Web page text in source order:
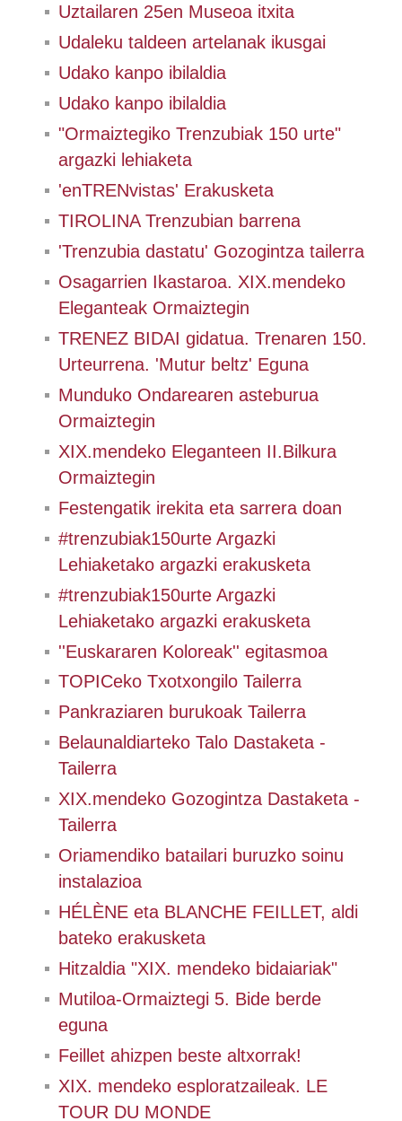
Uztailaren 25en Museoa itxita
Udaleku taldeen artelanak ikusgai
Udako kanpo ibilaldia
Udako kanpo ibilaldia
"Ormaiztegiko Trenzubiak 150 urte"
argazki lehiaketa
'enTRENvistas' Erakusketa
TIROLINA Trenzubian barrena
'Trenzubia dastatu' Gozogintza tailerra
Osagarrien Ikastaroa. XIX.mendeko
Eleganteak Ormaiztegin
TRENEZ BIDAI gidatua. Trenaren 150.
Urteurrena. 'Mutur beltz' Eguna
Munduko Ondarearen asteburua
Ormaiztegin
XIX.mendeko Eleganteen II.Bilkura
Ormaiztegin
Festengatik irekita eta sarrera doan
#trenzubiak150urte Argazki
Lehiaketako argazki erakusketa
#trenzubiak150urte Argazki
Lehiaketako argazki erakusketa
''Euskararen Koloreak'' egitasmoa
TOPICeko Txotxongilo Tailerra
Pankraziaren burukoak Tailerra
Belaunaldiarteko Talo Dastaketa -
Tailerra
XIX.mendeko Gozogintza Dastaketa -
Tailerra
Oriamendiko batailari buruzko soinu
instalazioa
HÉLÈNE eta BLANCHE FEILLET, aldi
bateko erakusketa
Hitzaldia "XIX. mendeko bidaiariak"
Mutiloa-Ormaiztegi 5. Bide berde
eguna
Feillet ahizpen beste altxorrak!
XIX. mendeko esploratzaileak. LE
TOUR DU MONDE